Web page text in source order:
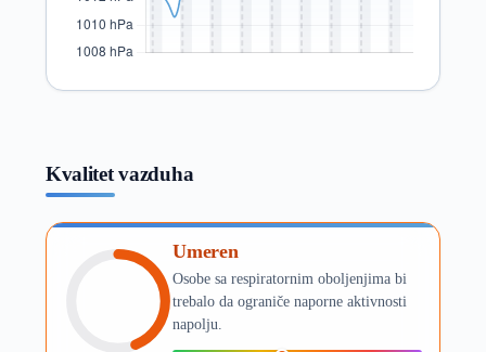
Kvalitet vazduha
Umeren
Osobe sa respiratornim oboljenjima bi
trebalo da ograniče naporne aktivnosti
napolju.